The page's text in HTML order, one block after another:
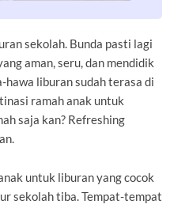
sekolah. Bunda pasti lagi
aman, seru, dan mendidik
hawa liburan sudah terasa di
ramah anak untuk
saja kan? Refreshing
untuk liburan yang cocok
sekolah tiba. Tempat-tempat